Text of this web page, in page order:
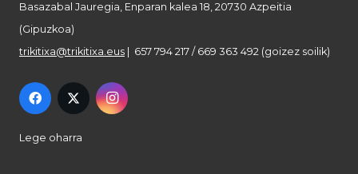
Basazabal Jauregia, Enparan kalea 18, 20730 Azpeitia
(Gipuzkoa)
trikitixa@trikitixa.eus | 657 794 217 / 669 363 492 (goizez soilik)
Lege oharra